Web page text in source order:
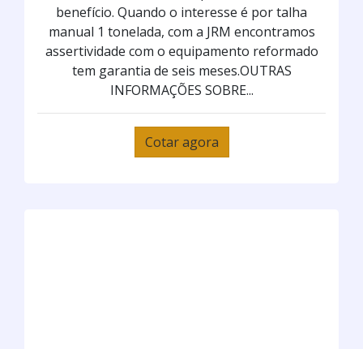
benefício. Quando o interesse é por talha
manual 1 tonelada, com a JRM encontramos
assertividade com o equipamento reformado
tem garantia de seis meses.OUTRAS
INFORMAÇÕES SOBRE...
Cotar agora